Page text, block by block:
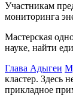
Участникам
мониторинга
Мастерская
науке, найти
Глава Адыгеи
кластер. Здесь
прикладное